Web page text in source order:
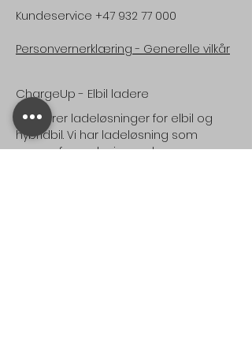
Kundeservice +47 932 77 000
Personvernerklæring - Generelle vilkår
ChargeUp - Elbil ladere
Vi leverer ladeløsninger for elbil og
hybridbil. Vi har ladeløsning som
passer for parkeringsanlegg og